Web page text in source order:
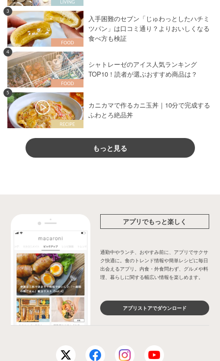
3
入手困難のセブン「じゅわっとしたハチミ
ツパン」は口コミ通り？よりおいしくなる
食べ方も検証
4
シャトレーゼのアイス人気ランキング
TOP10！読者が選ぶおすすめ商品は？
5
カニカマで作るカニ玉丼｜10分で完成する
ふわとろ絶品丼
もっと見る
アプリでもっと楽しく
通勤中やランチ、おやすみ前に、アプリでサクサ
ク快適に。食のトレンド情報や簡単レシピに毎日
出会えるアプリ。内食・外食問わず、グルメや料
理、暮らしに関する幅広い情報を楽しめます。
アプリストアでダウンロード